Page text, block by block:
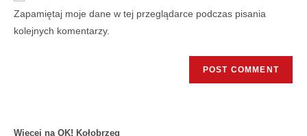
Zapamiętaj moje dane w tej przeglądarce podczas pisania
kolejnych komentarzy.
Więcej na OK! Kołobrzeg